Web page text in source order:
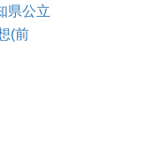
県公立
(前